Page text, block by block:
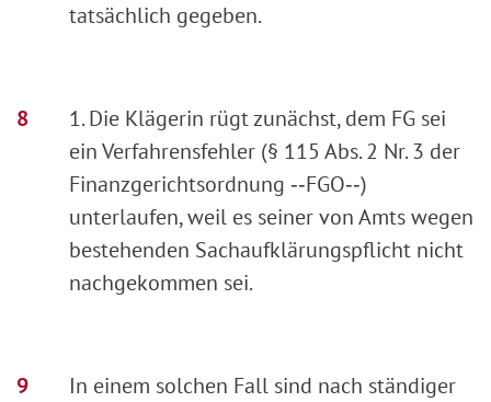
tatsächlich gegeben.
1. Die Klägerin rügt zunächst, dem FG sei
ein Verfahrensfehler (§ 115 Abs. 2 Nr. 3 der
Finanzgerichtsordnung ‑‑FGO‑‑)
unterlaufen, weil es seiner von Amts wegen
bestehenden Sachaufklärungspflicht nicht
nachgekommen sei.
In einem solchen Fall sind nach ständiger